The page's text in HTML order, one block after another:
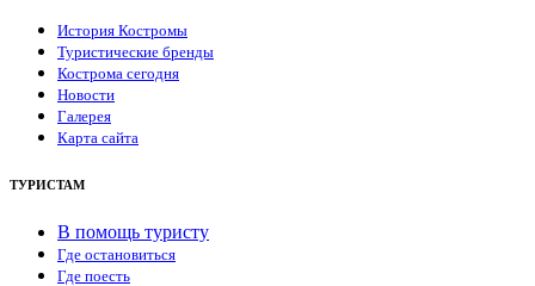
История Костромы
Туристические бренды
Кострома сегодня
Новости
Галерея
Карта сайта
ТУРИСТАМ
В помощь туристу
Где остановиться
Где поесть